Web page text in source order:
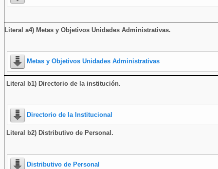
Literal a4) Metas y Objetivos Unidades Administrativas.
Metas y Objetivos Unidades Administrativas
Literal b1) Directorio de la institución.
Directorio de la Institucional
Literal b2) Distributivo de Personal.
Distributivo de Personal